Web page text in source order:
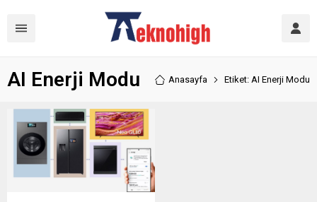
AI Enerji Modu Anasayfa Etiket: AI Enerji Modu